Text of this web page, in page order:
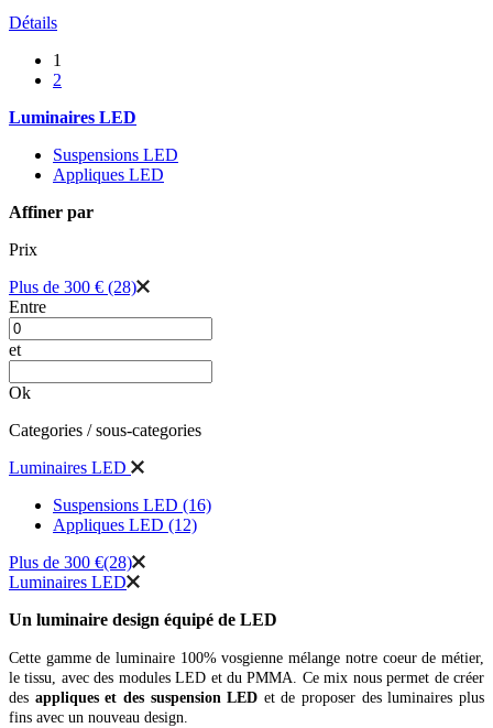
Détails
1
2
Luminaires LED
Suspensions LED
Appliques LED
Affiner par
Prix
Plus de 300 € (28)
Entre
et
Ok
Categories / sous-categories
Luminaires LED
Suspensions LED (16)
Appliques LED (12)
Plus de 300 €(28)
Luminaires LED
Un luminaire design équipé de LED
Cette gamme de luminaire 100% vosgienne mélange notre coeur de métier,
le tissu, avec des modules LED et du PMMA. Ce mix nous permet de créer
des appliques et des suspension LED et de proposer des luminaires plus
fins avec un nouveau design.